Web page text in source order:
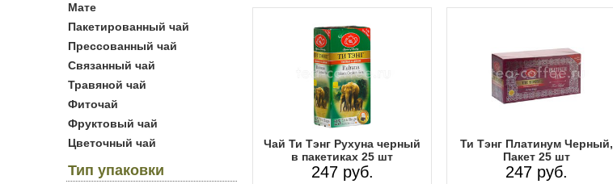
Мате
Пакетированный чай
Прессованный чай
Связанный чай
Травяной чай
Фиточай
Фруктовый чай
Цветочный чай
Тип упаковки
Чай Ти Тэнг Рухуна черный
в пакетиках 25 шт
247 руб.
Ти Тэнг Платинум Черный,
Пакет 25 шт
247 руб.